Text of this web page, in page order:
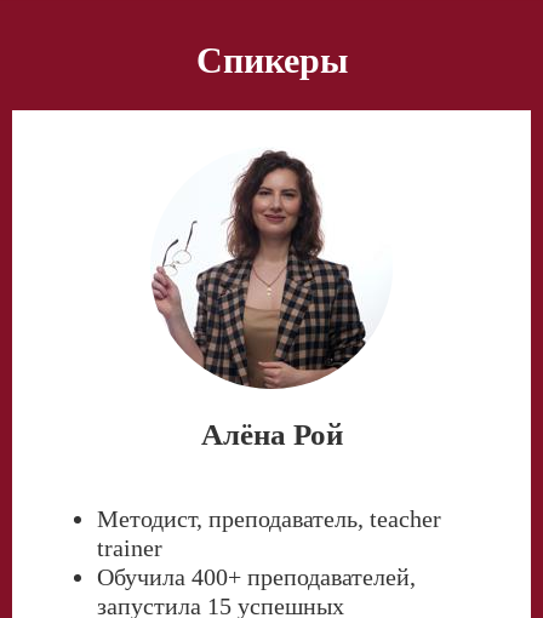
Спикеры
Алёна Рой
Методист, преподаватель, teacher
trainer
Обучила 400+ преподавателей,
запустила 15 успешных